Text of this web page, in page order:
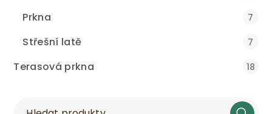
Prkna 7
Střešní latě 7
Terasová prkna 18